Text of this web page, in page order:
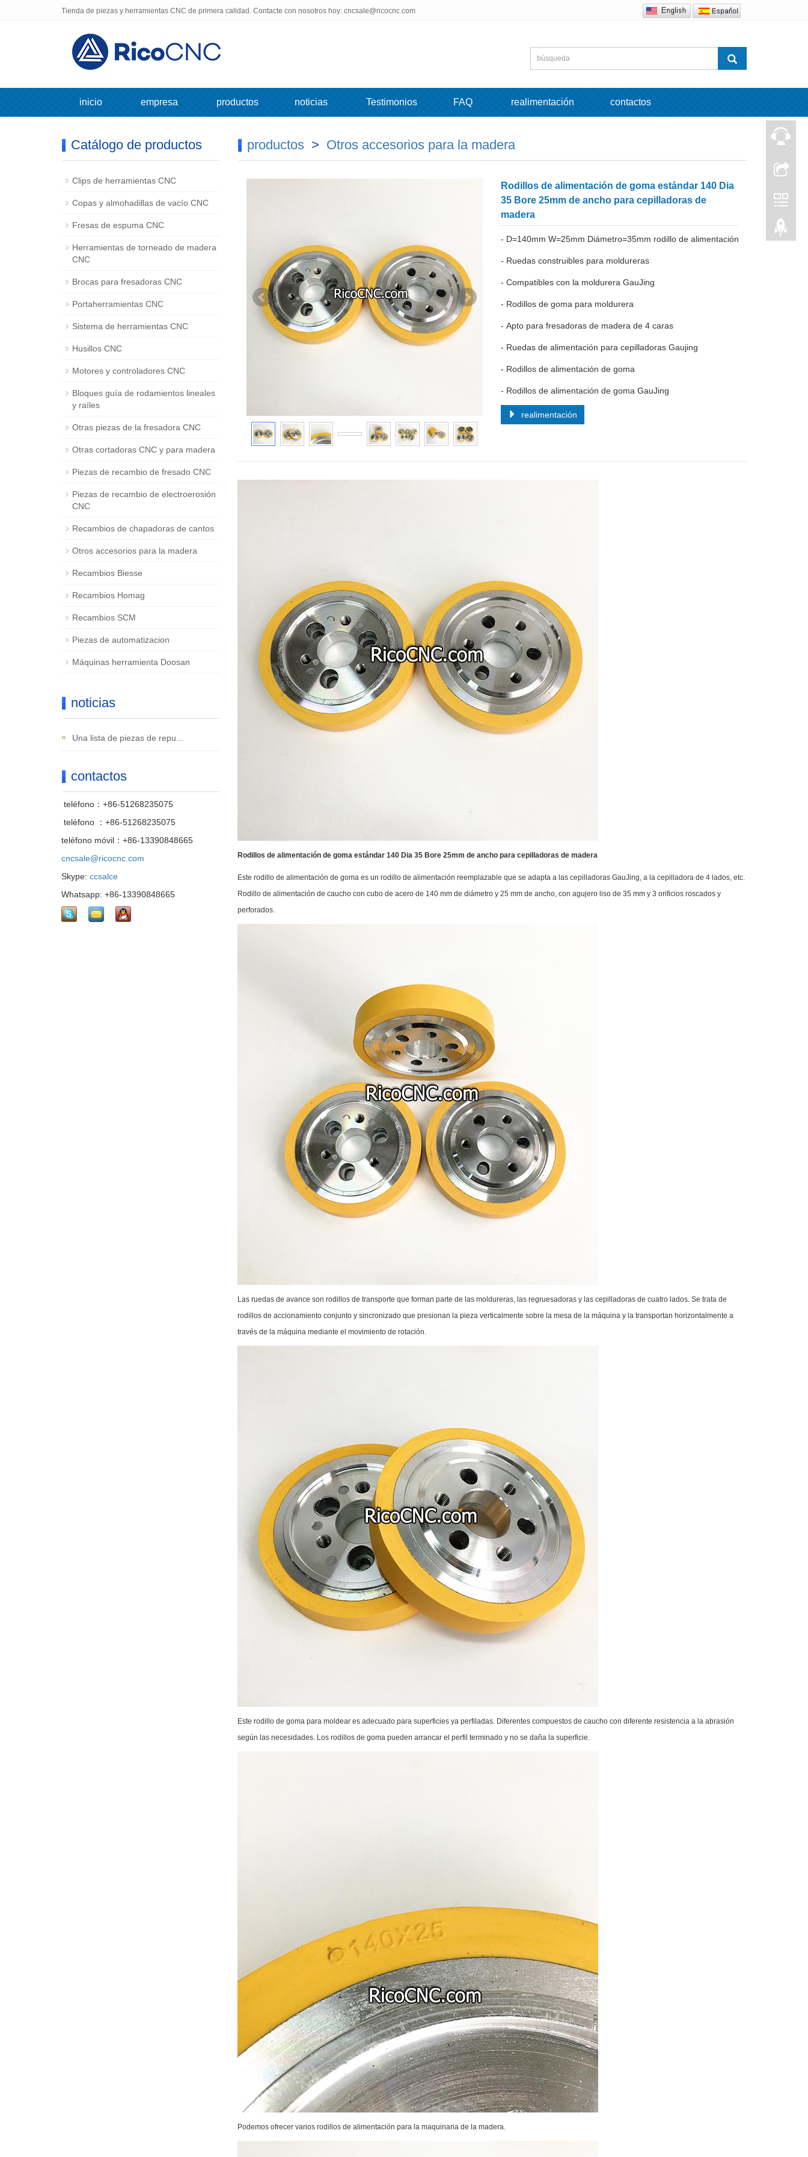
Tienda de piezas y herramientas CNC de primera calidad. Contacte con nosotros hoy: cncsale@ricocnc.com
inicio empresa productos noticias Testimonios FAQ realimentación contactos
productos> Otros accesorios para la madera
Rodillos de alimentación de goma estándar 140 Dia
35 Bore 25mm de ancho para cepilladoras de
madera
- D=140mm W=25mm Diámetro=35mm rodillo de alimentación
- Ruedas construibles para moldureras
- Compatibles con la moldurera GauJing
- Rodillos de goma para moldurera
- Apto para fresadoras de madera de 4 caras
- Ruedas de alimentación para cepilladoras Gaujing
- Rodillos de alimentación de goma
- Rodillos de alimentación de goma GauJing
realimentación
Rodillos de alimentación de goma estándar 140 Dia 35 Bore 25mm de ancho para cepilladoras de madera
Este rodillo de alimentación de goma es un rodillo de alimentación reemplazable que se adapta a las cepilladoras GauJing, a la cepilladora de 4 lados, etc.
Rodillo de alimentación de caucho con cubo de acero de 140 mm de diámetro y 25 mm de ancho, con agujero liso de 35 mm y 3 orificios roscados y
perforados.
Las ruedas de avance son rodillos de transporte que forman parte de las moldureras, las regruesadoras y las cepilladoras de cuatro lados. Se trata de
rodillos de accionamiento conjunto y sincronizado que presionan la pieza verticalmente sobre la mesa de la máquina y la transportan horizontalmente a
través de la máquina mediante el movimiento de rotación.
Este rodillo de goma para moldear es adecuado para superficies ya perfiladas. Diferentes compuestos de caucho con diferente resistencia a la abrasión
según las necesidades. Los rodillos de goma pueden arrancar el perfil terminado y no se daña la superficie.
Podemos ofrecer varios rodillos de alimentación para la maquinaria de la madera.
Catálogo de productos
Clips de herramientas CNC
Copas y almohadillas de vacío CNC
Fresas de espuma CNC
Herramientas de torneado de madera
CNC
Brocas para fresadoras CNC
Portaherramientas CNC
Sistema de herramientas CNC
Husillos CNC
Motores y controladores CNC
Bloques guía de rodamientos lineales
y raíles
Otras piezas de la fresadora CNC
Otras cortadoras CNC y para madera
Piezas de recambio de fresado CNC
Piezas de recambio de electroerosión
CNC
Recambios de chapadoras de cantos
Otros accesorios para la madera
Recambios Biesse
Recambios Homag
Recambios SCM
Piezas de automatizacion
Máquinas herramienta Doosan
noticias
Una lista de piezas de repu...
contactos
teléfono：+86-51268235075
teléfono ：+86-51268235075
teléfono móvil：+86-13390848665
cncsale@ricocnc.com
Skype: ccsalce
Whatsapp: +86-13390848665